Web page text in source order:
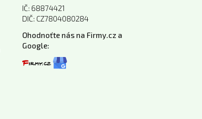
IČ: 68874421
DIČ: CZ7804080284
Ohodnoťte nás na Firmy.cz a
Google: